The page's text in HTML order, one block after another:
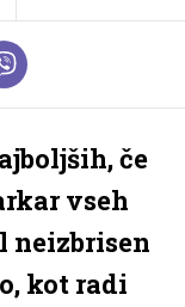
če
vseh
neizbrisen
kot radi